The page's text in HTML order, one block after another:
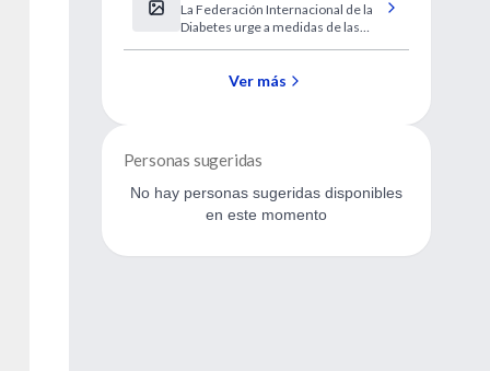
sufren de diabetes en el
mundo
La Federación Internacional de la
Diabetes urge a medidas de las
cada siete segundos.
Ver más
Personas sugeridas
No hay personas sugeridas disponibles
en este momento